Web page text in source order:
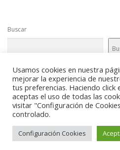
Buscar
hecho por
Usamos cookies en nuestra
mejorar la experiencia de
tus preferencias. Haciendo click
aceptas el uso de todas las
visitar "Configuración de
controlado.
Configuración Cookies